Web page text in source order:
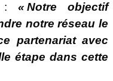
: « Notre objectif
notre réseau le
partenariat avec
étape dans cette